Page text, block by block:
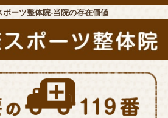
ポーツ整体院-当院の存在価値